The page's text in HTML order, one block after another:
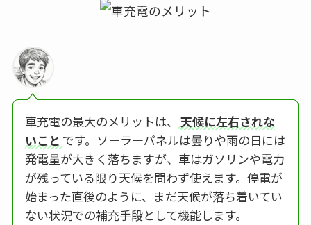
車充電の最大のメリットは、 天候に左右されな
いこと です。ソーラーパネルは曇りや雨の日には
発電量が大きく落ちますが、車はガソリンや電力
が残っている限り天候を問わず使えます。停電が
始まった直後のように、まだ天候が落ち着いてい
ない状況での補充手段として機能します。